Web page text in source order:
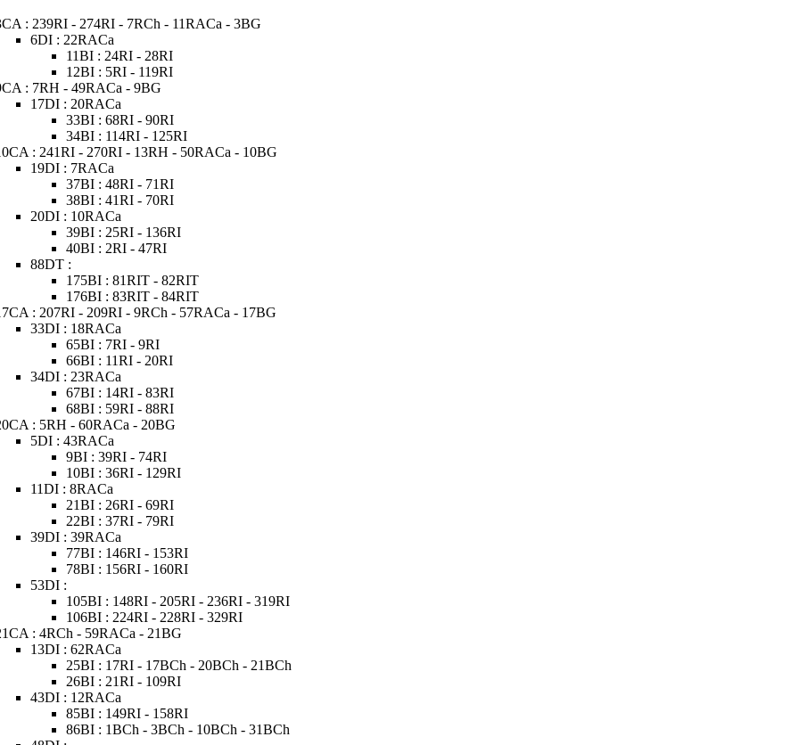
: 239RI - 274RI - 7RCh - 11RACa - 3BG
6DI : 22RACa
11BI : 24RI - 28RI
12BI : 5RI - 119RI
: 7RH - 49RACa - 9BG
17DI : 20RACa
33BI : 68RI - 90RI
34BI : 114RI - 125RI
: 241RI - 270RI - 13RH - 50RACa - 10BG
19DI : 7RACa
37BI : 48RI - 71RI
38BI : 41RI - 70RI
20DI : 10RACa
39BI : 25RI - 136RI
40BI : 2RI - 47RI
88DT :
175BI : 81RIT - 82RIT
176BI : 83RIT - 84RIT
: 207RI - 209RI - 9RCh - 57RACa - 17BG
33DI : 18RACa
65BI : 7RI - 9RI
66BI : 11RI - 20RI
34DI : 23RACa
67BI : 14RI - 83RI
68BI : 59RI - 88RI
: 5RH - 60RACa - 20BG
5DI : 43RACa
9BI : 39RI - 74RI
10BI : 36RI - 129RI
11DI : 8RACa
21BI : 26RI - 69RI
22BI : 37RI - 79RI
39DI : 39RACa
77BI : 146RI - 153RI
78BI : 156RI - 160RI
53DI :
105BI : 148RI - 205RI - 236RI - 319RI
106BI : 224RI - 228RI - 329RI
: 4RCh - 59RACa - 21BG
13DI : 62RACa
25BI : 17RI - 17BCh - 20BCh - 21BCh
26BI : 21RI - 109RI
43DI : 12RACa
85BI : 149RI - 158RI
86BI : 1BCh - 3BCh - 10BCh - 31BCh